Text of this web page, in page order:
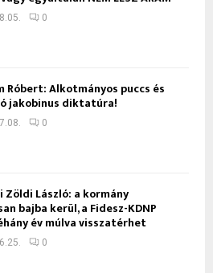
0
Róbert: Alkotmányos puccs és
jakobinus diktatúra!
0
Zöldi László: a kormány
bajba kerül, a Fidesz-KDNP
év múlva visszatérhet
0